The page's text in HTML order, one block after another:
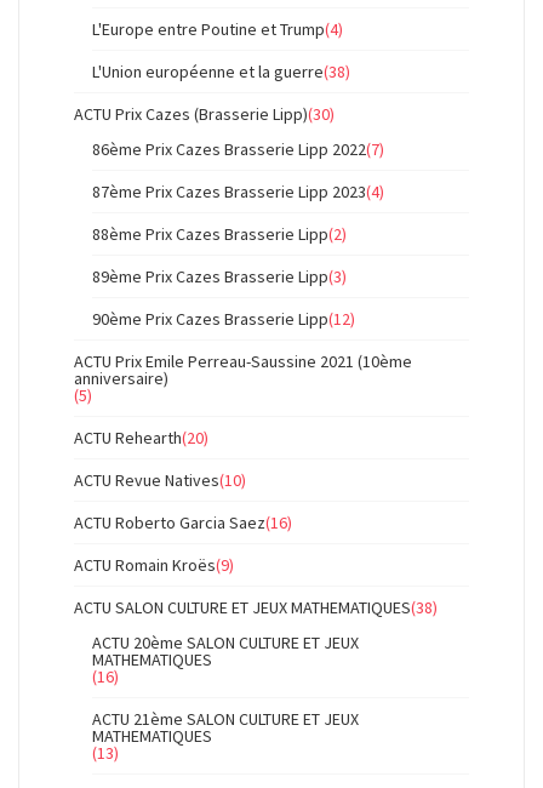
L'Europe entre Poutine et Trump(4)
L'Union européenne et la guerre(38)
ACTU Prix Cazes (Brasserie Lipp)(30)
86ème Prix Cazes Brasserie Lipp 2022(7)
87ème Prix Cazes Brasserie Lipp 2023(4)
88ème Prix Cazes Brasserie Lipp(2)
89ème Prix Cazes Brasserie Lipp(3)
90ème Prix Cazes Brasserie Lipp(12)
ACTU Prix Emile Perreau-Saussine 2021 (10ème
anniversaire)
(5)
ACTU Rehearth(20)
ACTU Revue Natives(10)
ACTU Roberto Garcia Saez(16)
ACTU Romain Kroës(9)
ACTU SALON CULTURE ET JEUX MATHEMATIQUES(38)
ACTU 20ème SALON CULTURE ET JEUX
MATHEMATIQUES
(16)
ACTU 21ème SALON CULTURE ET JEUX
MATHEMATIQUES
(13)